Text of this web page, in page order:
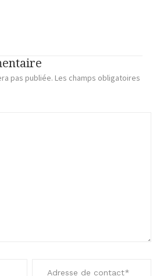
pas publiée. Les champs obligatoires